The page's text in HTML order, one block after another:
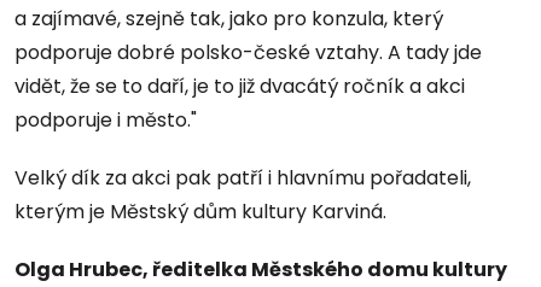
a zajímavé, szejně tak, jako pro konzula, který
podporuje dobré polsko-české vztahy. A tady jde
vidět, že se to daří, je to již dvacátý ročník a akci
podporuje i město."
Velký dík za akci pak patří i hlavnímu pořadateli,
kterým je Městský dům kultury Karviná.
Olga Hrubec, ředitelka Městského domu kultury